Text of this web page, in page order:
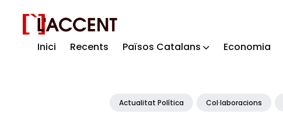
Inici Recents Països Catalans Economia
Blog
Actualitat Política Col·laboracions